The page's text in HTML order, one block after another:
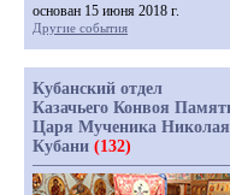
основан 15 июня 2018 г.
Другие события
Кубанский отдел
Казачьего Конвоя
Царя Мученика
Кубани (132)